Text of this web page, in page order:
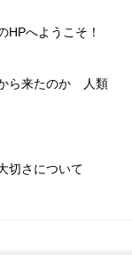
HPへようこそ！
ら来たのか 人類
切さについて